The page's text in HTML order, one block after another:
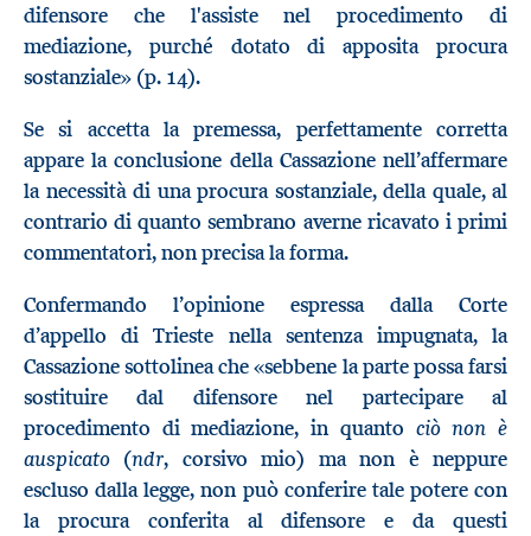
difensore che l'assiste nel procedimento di
mediazione, purché dotato di apposita procura
sostanziale» (p. 14).
Se si accetta la premessa, perfettamente corretta
appare la conclusione della Cassazione nell’affermare
la necessità di una procura sostanziale, della quale, al
contrario di quanto sembrano averne ricavato i primi
commentatori, non precisa la forma.
Confermando l’opinione espressa dalla Corte
d’appello di Trieste nella sentenza impugnata, la
Cassazione sottolinea che «sebbene la parte possa farsi
sostituire dal difensore nel partecipare al
procedimento di mediazione, in quanto ciò non è
auspicato (ndr, corsivo mio) ma non è neppure
escluso dalla legge, non può conferire tale potere con
la procura conferita al difensore e da questi